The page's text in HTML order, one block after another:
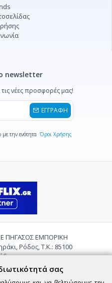
newsletter
τις νέες προσφορές μας!
ΕΓΓΡΑΦΗ
την ενότητα Όροι Χρήσης
ΠΗΓΑΣΟΣ ΕΜΠΟΡΙΚΗ
Ρόδος, Τ.Κ.: 85100
σας